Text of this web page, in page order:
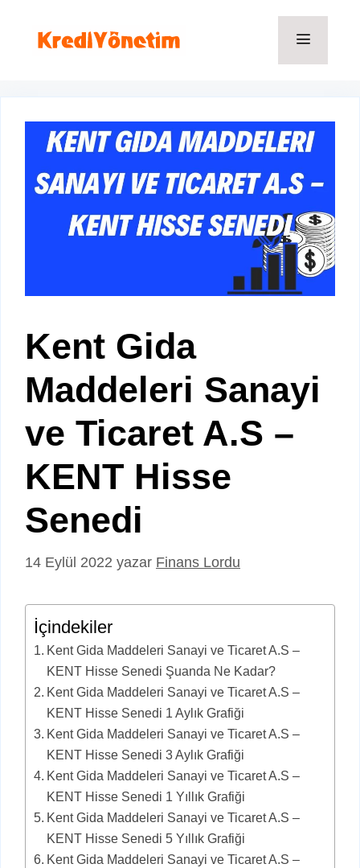
Kent Gida
Maddeleri Sanayi
ve Ticaret A.S –
KENT Hisse
Senedi
14 Eylül 2022 yazar Finans Lordu
İçindekiler
Kent Gida Maddeleri Sanayi ve Ticaret A.S –
KENT Hisse Senedi Şuanda Ne Kadar?
Kent Gida Maddeleri Sanayi ve Ticaret A.S –
KENT Hisse Senedi 1 Aylık Grafiği
Kent Gida Maddeleri Sanayi ve Ticaret A.S –
KENT Hisse Senedi 3 Aylık Grafiği
Kent Gida Maddeleri Sanayi ve Ticaret A.S –
KENT Hisse Senedi 1 Yıllık Grafiği
Kent Gida Maddeleri Sanayi ve Ticaret A.S –
KENT Hisse Senedi 5 Yıllık Grafiği
Kent Gida Maddeleri Sanayi ve Ticaret A.S –